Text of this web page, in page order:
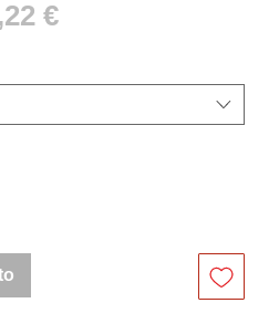
€Precio
oferta